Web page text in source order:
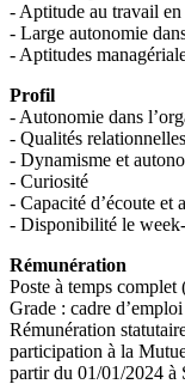
- Aptitude au travail en
- Large autonomie
- Aptitudes
Profil
- Autonomie dans
- Qualités
- Dynamisme et
- Curiosité
- Capacité d’écoute et
- Disponibilité le
Rémunération
Poste à temps complet
Grade : cadre
Rémunération
participation à la
partir du 01/01/2024 à